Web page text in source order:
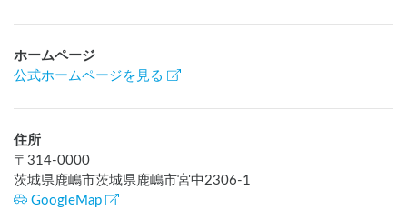
ホームページ
公式ホームページを見る
住所
〒 314-0000
茨城県鹿嶋市茨城県鹿嶋市宮中2306-1
GoogleMap